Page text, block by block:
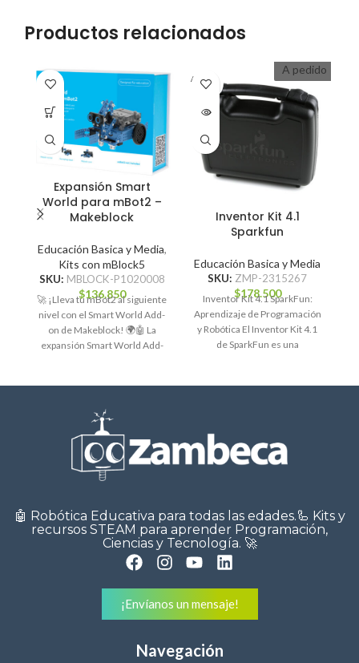
Productos relacionados
Expansión Smart
World para mBot2 –
Makeblock
Educación Basica y Media,
Kits con mBlock5
SKU: MBLOCK-P1020008
$136.850
🚀 ¡Lleva tu mBot2 al siguiente
nivel con el Smart World Add-
on de Makeblock! 🌍🤖 La
expansión Smart World Add-
A PEDI
DO
A pedido
Inventor Kit 4.1
Sparkfun
Educación Basica y Media
SKU: ZMP-2315267
$178.500
Inventor Kit 4.1 SparkFun:
Aprendizaje de Programación
y Robótica El Inventor Kit 4.1
de SparkFun es una
🤖 Robótica Educativa para todas las edades.🦾 Kits y
recursos STEAM para aprender Programación,
Ciencias y Tecnología. 🚀
¡Envíanos un mensaje!
Navegación